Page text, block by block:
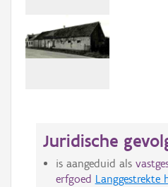
Juridische
is aangeduid als
erfgoed Langgestrekte